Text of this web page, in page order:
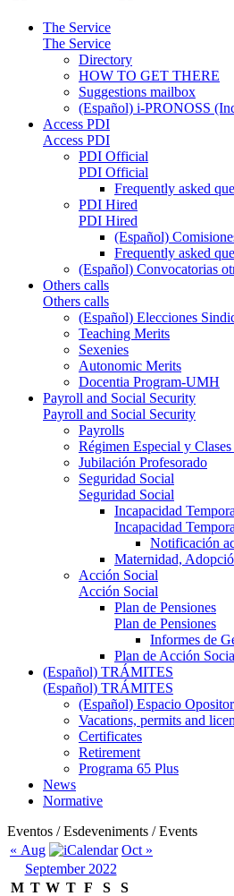
The Service
The Service
Directory
HOW TO GET THERE
Suggestions mailbox
(Español) i-PRONOSS
Access PDI
Access PDI
PDI Official
PDI Official
Frequently asked
PDI Hired
PDI Hired
(Español)
Frequently asked
(Español) Convocatorias
Others calls
Others calls
(Español) Elecciones
Teaching Merits
Sexenies
Autonomic Merits
Docentia Program-UMH
Payroll and Social Security
Payroll and Social Security
Payrolls
Régimen Especial y
Jubilación Profesorado
Seguridad Social
Seguridad Social
Incapacidad
Incapacidad
Notificación
Maternidad,
Acción Social
Acción Social
Plan de Pensiones
Plan de Pensiones
Informes de
Plan de Acción
(Español) TRÁMITES
(Español) TRÁMITES
(Español) Espacio
Vacations, permits and
Certificates
Retirement
Programa 65 Plus
News
Normative
Eventos / Esdeveniments / Events
« Aug
Oct »
September 2022
M T W T F S
S